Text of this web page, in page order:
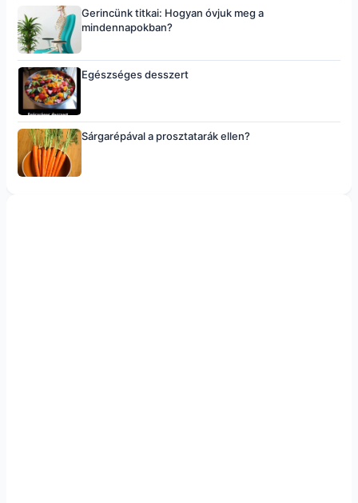
Gerincünk titkai: Hogyan óvjuk meg a
mindennapokban?
Egészséges desszert
Sárgarépával a prosztatarák ellen?